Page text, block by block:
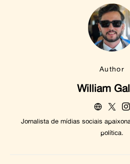
Author
William
Jornalista de mídias sociais
política.